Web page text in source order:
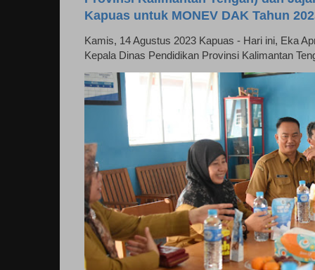
Kapuas untuk MONEV DAK Tahun
Kamis, 14 Agustus 2023 Kapuas - Hari ini, Eka
Kepala Dinas Pendidikan Provinsi Kalimantan